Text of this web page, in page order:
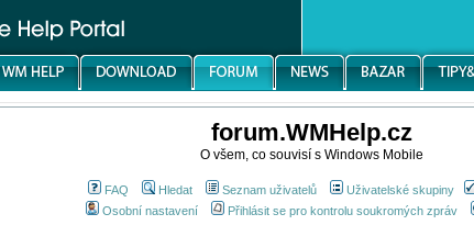
forum.WMHelp.cz
O všem, co souvisí s Windows Mobile
FAQ Hledat Seznam uživatelů Uživatelské skupiny
Osobní nastavení
Přihlásit se pro kontrolu soukromých zpráv